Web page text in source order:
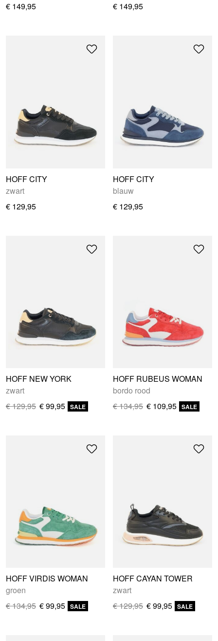
€ 149,95
€ 149,95
HOFF CITY
zwart
€ 129,95
HOFF CITY
blauw
€ 129,95
HOFF NEW YORK
zwart
€ 129,95 € 99,95 SALE
HOFF RUBEUS WOMAN
bordo rood
€ 134,95 € 109,95 SALE
HOFF VIRDIS WOMAN
groen
€ 134,95 € 99,95 SALE
HOFF CAYAN TOWER
zwart
€ 129,95 € 99,95 SALE